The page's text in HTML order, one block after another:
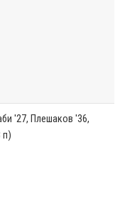
'27, Плешаков '36,
п)